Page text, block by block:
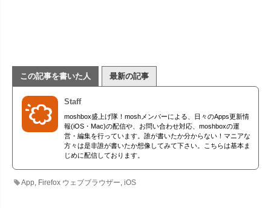
この記事を書いた人 最新の記事
Staff
moshbox盛上げ隊！moshメンバーによる、日々のApps更新情
報(iOS・Mac)の配信や、お問い合わせ対応、moshboxの運
営・編集を行っています。誰が書いたか分からない！マニアな
方々は是非誰が書いたか想像してみて下さい。こちらは基本ま
じめに配信しております。
App Firefox ウェブブラウザー ,iOS